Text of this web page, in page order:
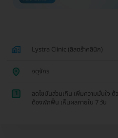
Lystra Clinic (ลิสตร้าคลินิก)
จตุจักร
1
ลดไขมันส่วนเกิน เพิ่มความมั่นใจ
ต้องพักฟื้น เห็นผลภายใน 7 วัน